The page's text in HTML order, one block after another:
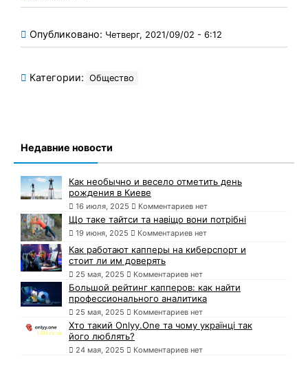
Опубликовано: Четверг, 2021/09/02 - 6:12
Категории: Общество
Недавние новости
Как необычно и весело отметить день
рождения в Киеве
16 июля, 2025 Комментариев нет
Що таке тайтси та навіщо вони потрібні
19 июня, 2025 Комментариев нет
Как работают капперы на киберспорт и
стоит ли им доверять
25 мая, 2025 Комментариев нет
Большой рейтинг капперов: как найти
профессионального аналитика
25 мая, 2025 Комментариев нет
Хто такий Onlyy.One та чому українці так
його люблять?
24 мая, 2025 Комментариев нет